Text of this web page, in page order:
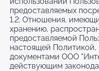
предоставляемых
1.2. Отношения,
хранению,
предоставляемой
настоящей
документами ООО
действующим